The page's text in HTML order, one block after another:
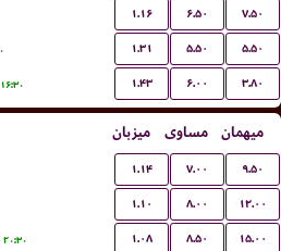
۱.۱۶ ۶.۵۰ ۷.۵۰
۱.۳۱ ۵.۵۰ ۵.۵۰
۱۶:۳۰ ۱.۴۳ ۶.۰۰ ۳.۸۰
میزبان مساوی میهمان
۱.۱۴ ۷.۰۰ ۹.۵۰
۱.۱۰ ۸.۰۰ ۱۲.۰۰
۲۰:۳۰ ۱.۰۸ ۸.۵۰ ۱۵.۰۰